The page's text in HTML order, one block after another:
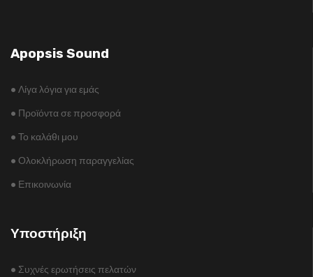
Apopsis Sound
• Λίγα λόγια για εμάς
• Προϊόντα σε προσφορά
• Το καλάθι μου
• Ολοκλήρωση παραγγελίας
• Επικοινωνία
Υποστήριξη
• Συχνές ερωτήσεις πελατών